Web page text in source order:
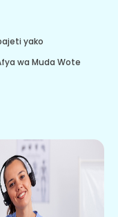
yako
wa Muda Wote